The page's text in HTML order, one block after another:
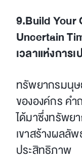
9.Build Your
Uncertain
เวลาแห่งการ
ทรัพยากรมนุ
ขององค์กร คำ
ได้มาซึ่งทรัพยา
เขาสร้างผลลั
ประสิทธิภาพ